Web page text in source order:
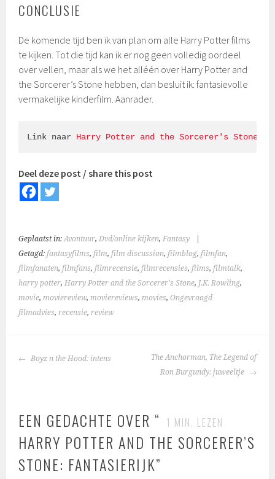
CONCLUSIE
De komende tijd ben ik van plan om alle Harry Potter films
te kijken. Tot die tijd kan ik er nog geen volledig oordeel
over vellen, maar als we het alléén over Harry Potter and
the Sorcerer’s Stone hebben, dan besluit ik: fantasievolle
vermakelijke kinderfilm. Aanrader.
Link naar Harry Potter and the Sorcerer's Stone
Deel deze post / share this post
Geplaatst in:Avontuur,Dvd/online kijken,Fantasy
Getagd:fantasyfilms,film,film discussion,filmblog,filmfan,
filmfanaten,filmfans,filmrecensie,filmrecensies,films,filmtalk,
harry potter,Harry Potter and the Sorcerer's Stone, J.K. Rowling,
movie,moviereview,moviereviews,movies,Ongevraagd
filmadvies,recensie,review
BERICHTNAVIGATIE
Boyz n the Hood: intens
The Anchorman, The Legend of
Ron Burgundy: juweeltje
EEN GEDACHTE OVER “ 1 MIN. LEZEN
HARRY POTTER AND THE SORCERER’S
STONE: FANTASIERIJK”